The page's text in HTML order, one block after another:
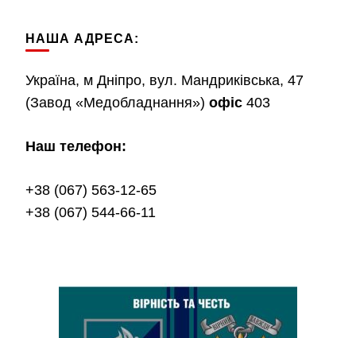
НАША АДРЕСА:
Україна, м Дніпро, вул. Мандриківська, 47
(Завод «Медобладнання») офіс 403
Наш телефон:
+38 (067) 563-12-65
+38 (067) 544-66-11